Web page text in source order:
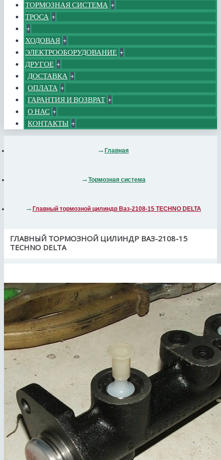
ТОРМОЗНАЯ СИСТЕМА +
ТРОСА +
+
ХОДОВАЯ +
ЭЛЕКТРООБОРУДОВАНИЕ +
ДРУГОЕ +
ДОСТАВКА +
ОПЛАТА +
ГАРАНТИЯ И ВОЗВРАТ +
О НАС +
КОНТАКТЫ +
Главная
Тормозная система
Главный тормозной цилиндр Ваз-2108-15 TECHNO DELTA
ГЛАВНЫЙ ТОРМОЗНОЙ ЦИЛИНДР ВАЗ-2108-15
TECHNO DELTA